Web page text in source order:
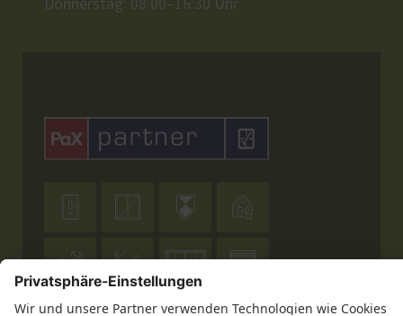
Donnerstag: 08:00–16:30 Uhr
  
   